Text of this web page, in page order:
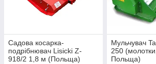
Садова косарка-
подрібнювач Lisicki Z-
918/2 1,8 м (Польща)
Мульчувач
250
Польща)